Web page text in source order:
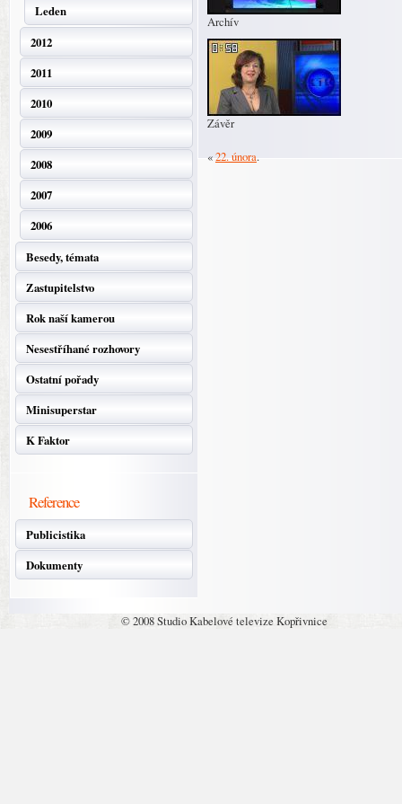
Leden
2012
2011
2010
2009
2008
2007
2006
Besedy, témata
Zastupitelstvo
Rok naší kamerou
Nesestříhané rozhovory
Ostatní pořady
Minisuperstar
K Faktor
Reference
Publicistika
Dokumenty
Archív
Závěr
«22. února.
© 2008 Studio Kabelové televize Kopřivnice